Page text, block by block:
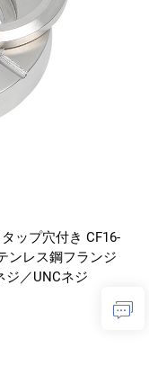
ップ穴付き CF16-
ンレス鋼フランジ
ジ／UNCネジ